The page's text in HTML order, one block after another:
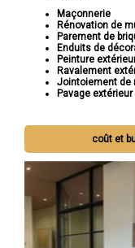
Maçonnerie
Rénovation de
Parement de
Enduits de
Peinture
Ravalement
Jointoiement de
Pavage
coût et